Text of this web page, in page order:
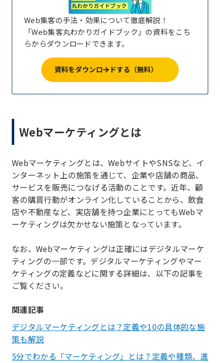
Web集客の手法・効果について徹底解説！
「Web集客丸わかりガイドブック」の資料をこち
らからダウンロードできます。
資料をダウンロードする（無料）
Webマーケティングとは
Webマーケティングとは、WebサイトやSNSなど、イ
ンターネット上の施策を通じて、企業や店舗の商品、
サービスを販売につなげる活動のことです。近年、顧
客の購買行動がオンライン化していることから、飲食
店や不動産など、実店舗を持つ企業にとってもWebマ
ーケティングは欠かせない施策となっています。
なお、Webマーケティングは正確にはデジタルマーケ
ティングの一部です。デジタルマーケティングやマー
ケティングの定義などに関する詳細は、以下の記事を
ご覧ください。
関連記事
デジタルマーケティングとは？定義や10の具体的な施
策も解説
5分でわかる「マーケティング」とは？定義や種類、進